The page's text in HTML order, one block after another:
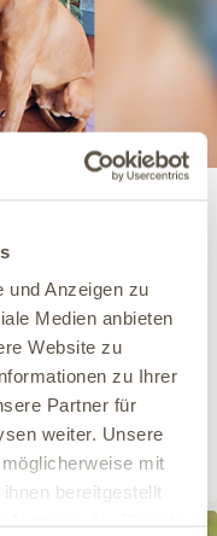
und Anzeigen zu
Medien anbieten
Website zu
zu Ihrer
Partner für
weiter. Unsere
mit
bereitgestellt
drauf – Tierhilfe
Dezember einen
ihren Hund
mit
Für jedes Foto haben
Zusätzlich haben
Caritas Winterhilfe
in der Ukraine.